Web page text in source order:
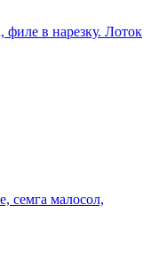
филе в нарезку. Лоток
семга малосол,